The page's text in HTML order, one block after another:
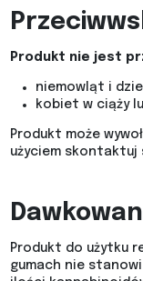
Produkt nie jest
niemowląt i
kobiet w ciąży
Produkt może
użyciem skontaktuj
Produkt do użytku
gumach nie